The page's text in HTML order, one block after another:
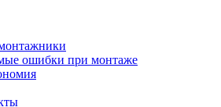
ошибки при монтаже